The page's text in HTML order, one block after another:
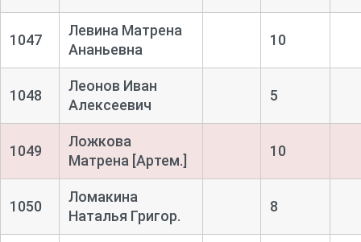
1047
Левина Матрена
Ананьевна
10
1048
Леонов Иван
Алексеевич
5
1049
Ложкова
Матрена [Артем.]
10
1050
Ломакина
Наталья Григор.
8